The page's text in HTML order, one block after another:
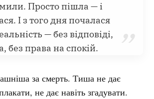
Просто пішла — і
І з того дня почалася
— без відповіді,
без права на спокій.
за смерть. Тиша не дає
не дає навіть згадувати.